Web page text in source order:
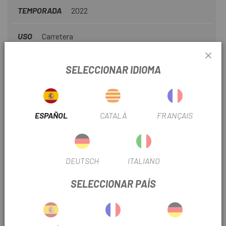
TEMPORADA 2022
USO Carretera
INFORMACIÓN DEL PRODUCTO
Especificaciones técnicas:
Compatibilidad: bielas de 4 brazos FC-M8000 1 vez
Tornillo: M8 x 11 mm
Portaherramientas: Torx T30
SELECCIONAR IDIOMA
ESPAÑOL CATALÀ FRANÇAIS
DEUTSCH ITALIANO
SELECCIONAR PAÍS